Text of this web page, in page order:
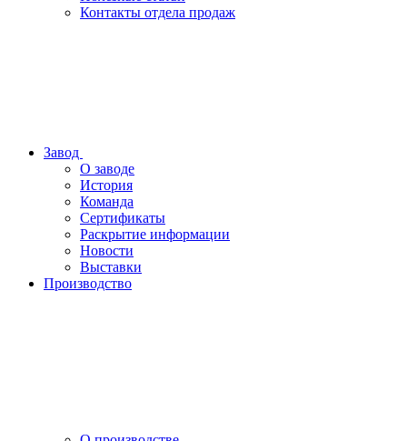
Контакты отдела продаж
Завод
О заводе
История
Команда
Сертификаты
Раскрытие информации
Новости
Выставки
Производство